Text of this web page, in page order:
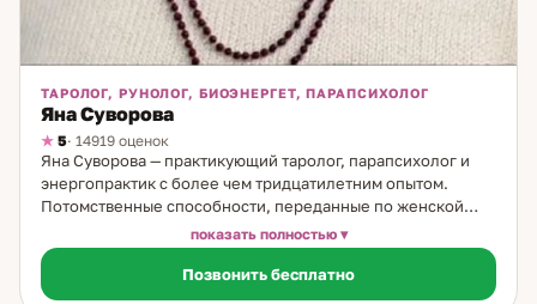
ТАРОЛОГ, РУНОЛОГ, БИОЭНЕРГЕТ, ПАРАПСИХОЛОГ
Яна Суворова
5· 14919 оценок
Яна Суворова — практикующий таролог, парапсихолог и
энергопрактик с более чем тридцатилетним опытом.
Потомственные способности, переданные по женской
линии, позволили ей с юности развить тонкое восприятие
энергий и глубоко понимать внутренние процессы
человека. Уже с 14 лет Яна работала с картами Таро, умела
точно видеть причинно-следственные связи и помогала
показать полностью
Позвонить бесплатно